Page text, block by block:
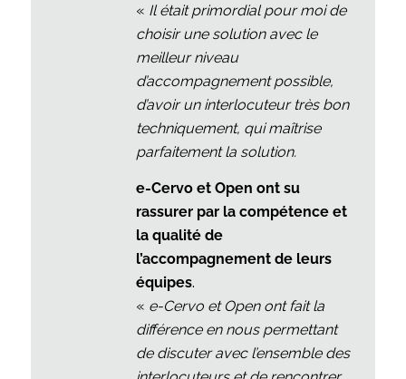
« Il était primordial pour moi de
choisir une solution avec le
meilleur niveau
d’accompagnement possible,
d’avoir un interlocuteur très bon
techniquement, qui maîtrise
parfaitement la solution.
e-Cervo et Open ont su
rassurer par la compétence et
la qualité de
l’accompagnement de leurs
équipes.
« e-Cervo et Open ont fait la
différence en nous permettant
de discuter avec l’ensemble des